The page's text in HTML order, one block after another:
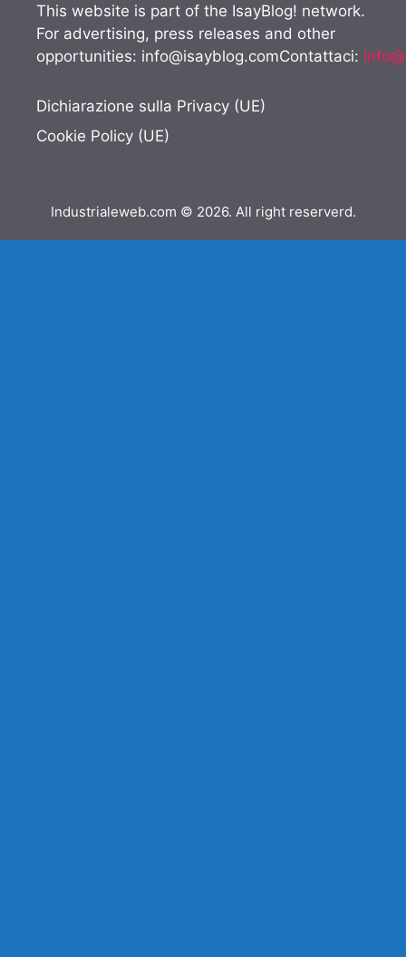
This website is part of the IsayBlog! network.
For advertising, press releases and other
opportunities: info@isayblog.comContattaci:
Dichiarazione sulla Privacy (UE)
Cookie Policy (UE)
Industrialeweb.com © 2026. All right reserverd.